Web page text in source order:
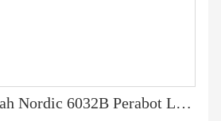
Set Perabot Rumah Nordic 6032B Perabot Leathaire